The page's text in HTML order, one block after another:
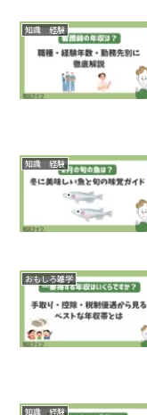
知識 経験
知識 経験
おもしろ雑学
知識 経験